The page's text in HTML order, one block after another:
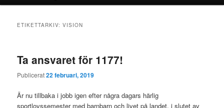
ETIKETTARKIV:VISION
Ta ansvaret för 1177!
Publicerat22 februari, 2019
Är nu tillbaka i jobb igen efter några dagars härlig
sportlovssemester med barnbarn och livet på landet, i slutet av